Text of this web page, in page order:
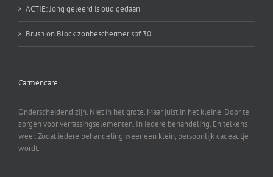
ACTIE: Jong geleerd is oud gedaan
Brush on Block zonbeschermer spf 30
Carmencare
Onderscheidend zijn. Niet in het grote. Maar juist in het kleine. Door te
zorgen voor verrassingselementen. In iedere behandeling. En telkens
weer. Zodat iedere behandeling weer een klein, persoonlijk cadeautje
wordt.